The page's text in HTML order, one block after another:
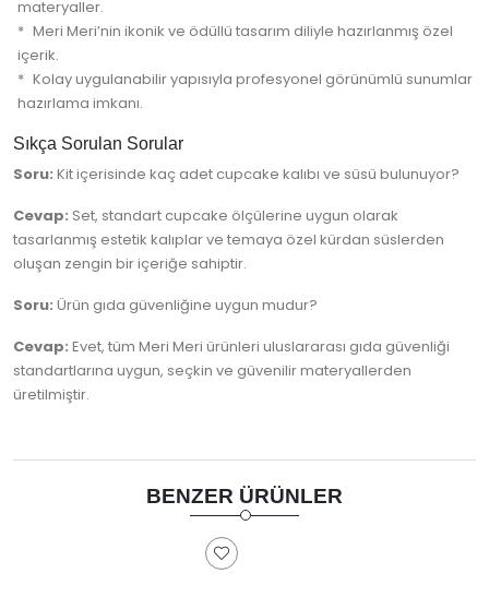
materyaller.
Meri Meri’nin ikonik ve ödüllü tasarım diliyle hazırlanmış özel
içerik.
Kolay uygulanabilir yapısıyla profesyonel görünümlü sunumlar
hazırlama imkanı.
Sıkça Sorulan Sorular
Soru: Kit içerisinde kaç adet cupcake kalıbı ve süsü bulunuyor?
Cevap: Set, standart cupcake ölçülerine uygun olarak
tasarlanmış estetik kalıplar ve temaya özel kürdan süslerden
oluşan zengin bir içeriğe sahiptir.
Soru: Ürün gıda güvenliğine uygun mudur?
Cevap: Evet, tüm Meri Meri ürünleri uluslararası gıda güvenliği
standartlarına uygun, seçkin ve güvenilir materyallerden
üretilmiştir.
BENZER ÜRÜNLER